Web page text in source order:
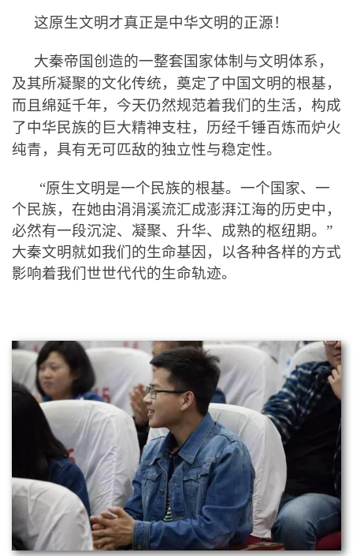
这原生文明才真正是中华文明的正源！
大秦帝国创造的一整套国家体制与文明体系，
及其所凝聚的文化传统，奠定了中国文明的根基，
而且绵延千年， 今天仍然规范着我们的生活，构成
了中华民族的巨大精神支柱， 历经千锤百炼而炉火
纯青，具有无可匹敌的独立性与稳定性。
“原生文明是一个民族的根基。一个国家、一
个民族，在她由涓涓溪流汇成澎湃江海的历史中，
必然有一段沉淀、凝聚、升华、成熟的枢纽期。”
大秦文明就如我们的生命基因，以各种各样的方式
影响着我们世世代代的生命轨迹。